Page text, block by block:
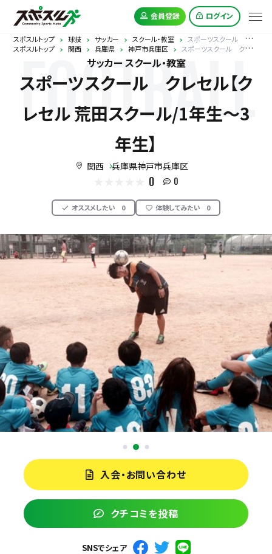
会員登録 ログイン
スポスルトップ 球技 サッカー スクール・教室
スポーツスクール クレセル【クレセル 荒田スクール/1年生～3年生】
スポスルトップ
関西 兵庫県 神戸市兵庫区 スポーツスクール クレセル【クレセル 荒田スクール/1年生～3年生】
FOOTBALL
サッカー スクール・教室
スポーツスクール クレセル【ク
レセル 荒田スクール/1年生～3
年生】
関西 兵庫県神戸市兵庫区
0 0
オススメしたい 0 体験してみたい 0
入会・お問い合わせ
クチコミを投稿
SNSでシェア